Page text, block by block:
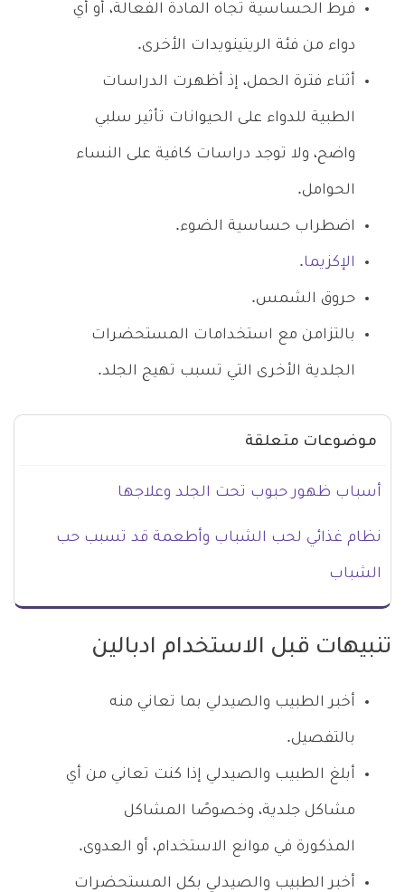
فرط الحساسية تجاه المادة الفعالة، أو أي
دواء من فئة الريتينويدات الأخرى.
أثناء فترة الحمل، إذ أظهرت الدراسات
الطبية للدواء على الحيوانات تأثير سلبي
واضح، ولا توجد دراسات كافية على النساء
الحوامل.
اضطراب حساسية الضوء.
الإكزيما.
حروق الشمس.
بالتزامن مع استخدامات المستحضرات
الجلدية الأخرى التي تسبب تهيج الجلد.
موضوعات متعلقة
أسباب ظهور حبوب تحت الجلد وعلاجها
نظام غذائي لحب الشباب وأطعمة قد تسبب حب
الشباب
تنبيهات قبل الاستخدام ادبالين
أخبر الطبيب والصيدلي بما تعاني منه
بالتفصيل.
أبلغ الطبيب والصيدلي إذا كنت تعاني من أي
مشاكل جلدية، وخصوصًا المشاكل
المذكورة في موانع الاستخدام، أو العدوى.
أخبر الطبيب والصيدلي بكل المستحضرات